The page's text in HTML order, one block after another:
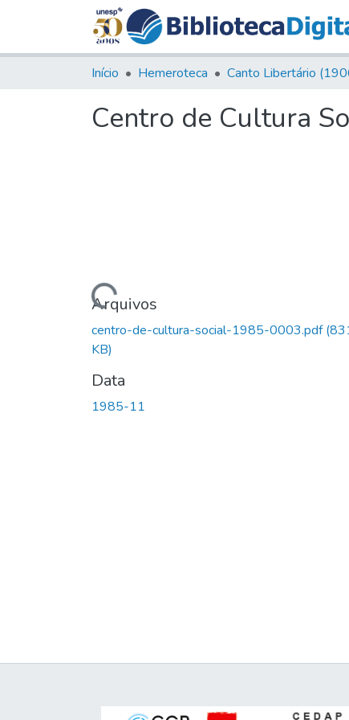
Início Hemeroteca
Centro de Cultura
Carregando...
Arquivos
centro-de-cultura-social-1985-0003.pdf
KB)
Data
1985-11